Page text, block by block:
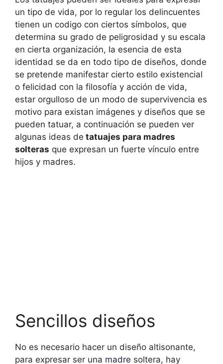
un tipo de vida, por lo regular los delincuentes
tienen un codigo con ciertos símbolos, que
determina su grado de peligrosidad y su escala
en cierta organización, la esencia de esta
identidad se da en todo tipo de diseños, donde
se pretende manifestar cierto estilo existencial
o felicidad con la filosofía y acción de vida,
estar orgulloso de un modo de supervivencia es
motivo para existan imágenes y diseños que se
pueden tatuar, a continuación se pueden ver
algunas ideas de tatuajes para madres
solteras que expresan un fuerte vínculo entre
hijos y madres.
Sencillos diseños
No es necesario hacer un diseño altisonante,
para expresar ser una madre soltera, hay